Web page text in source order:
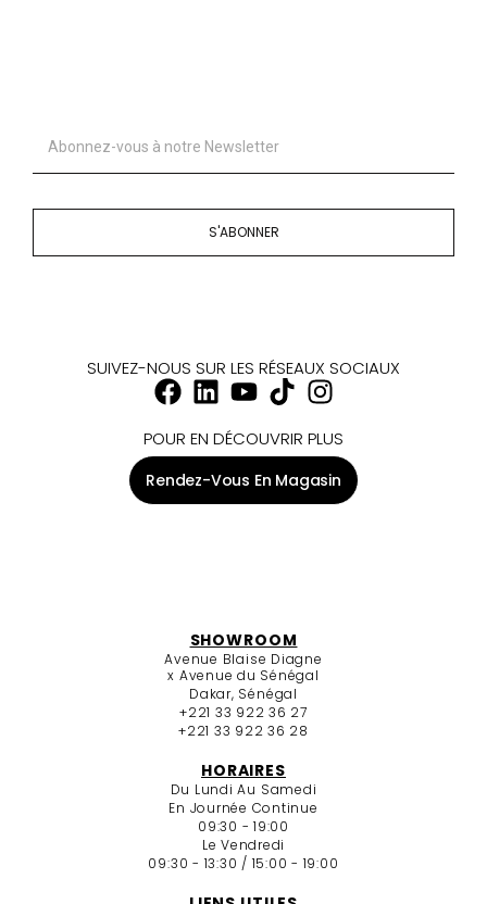
S'ABONNER
SUIVEZ-NOUS SUR LES RÉSEAUX SOCIAUX
POUR EN DÉCOUVRIR PLUS
Rendez-Vous En Magasin
SHOWROOM
Avenue Blaise Diagne
x Avenue du Sénégal
Dakar, Sénégal
+221 33 922 36 27
+221 33 922 36 28
HORAIRES
Du Lundi Au Samedi
En Journée Continue
09:30 - 19:00
Le Vendredi
09:30 - 13:30 / 15:00 - 19:00